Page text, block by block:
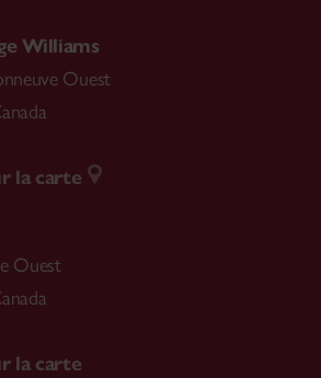
Williams
Ouest
la carte
Ouest
la carte